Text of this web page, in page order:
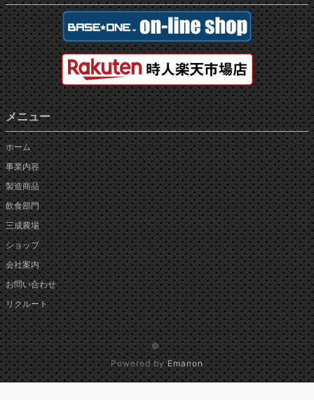
メニュー
ホーム
事業内容
製造商品
飲食部門
三成農場
ショップ
会社案内
お問い合わせ
リクルート
©
Powered byEmanon